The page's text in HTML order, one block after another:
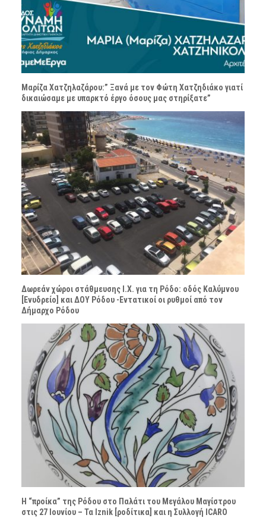
Μαρίζα Χατζηλαζάρου:” Ξανά με τον Φώτη Χατζηδιάκο γιατί
δικαιώσαμε με υπαρκτό έργο όσους μας στηρίξατε”
Δωρεάν χώροι στάθμευσης Ι.Χ. για τη Ρόδο: οδός Καλύμνου
[Ενυδρείο] και ΔΟΥ Ρόδου -Εντατικοί οι ρυθμοί από τον
Δήμαρχο Ρόδου
Η “προίκα” της Ρόδου στο Παλάτι του Μεγάλου Μαγίστρου
στις 27 Ιουνίου – Τα Iznik [ροδίτικα] και η Συλλογή ICARO